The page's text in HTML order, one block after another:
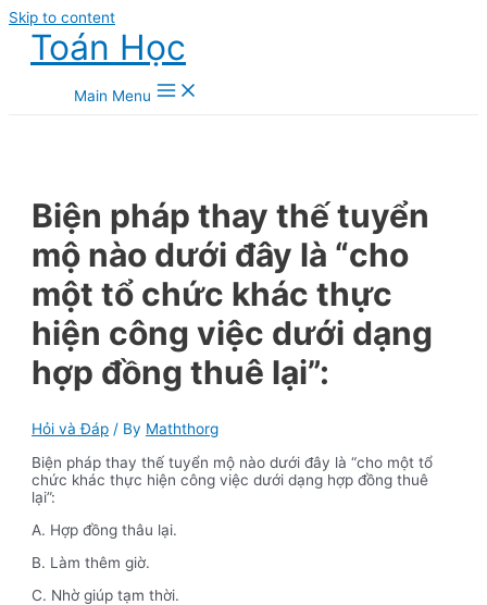
Skip to content
Toán Học
Main Menu
Biện pháp thay thế tuyển
mộ nào dưới đây là “cho
một tổ chức khác thực
hiện công việc dưới dạng
hợp đồng thuê lại”:
Hỏi và Đáp / By Maththorg
Biện pháp thay thế tuyển mộ nào dưới đây là “cho một tổ
chức khác thực hiện công việc dưới dạng hợp đồng thuê
lại”:
A. Hợp đồng thâu lại.
B. Làm thêm giờ.
C. Nhờ giúp tạm thời.